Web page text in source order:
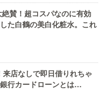
賛！超コスパなのに有効
た白鶴の美白化粧水。これ
来店なしで即日借りれちゃ
行カードローンとは…